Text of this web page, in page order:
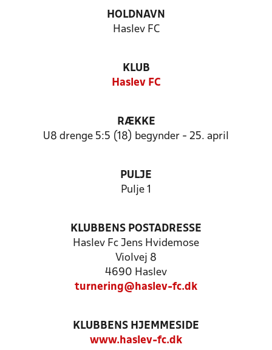
HOLDNAVN
Haslev FC
KLUB
Haslev FC
RÆKKE
U8 drenge 5:5 (18) begynder - 25. april
PULJE
Pulje 1
KLUBBENS POSTADRESSE
Haslev Fc Jens Hvidemose
Violvej 8
4690 Haslev
turnering@haslev-fc.dk
KLUBBENS HJEMMESIDE
www.haslev-fc.dk